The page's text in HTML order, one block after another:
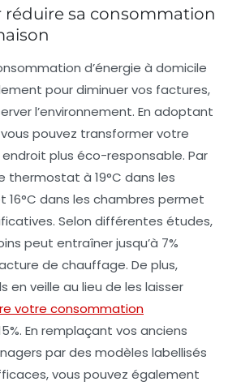
réduire sa consommation
d’énergie à domicile
pour diminuer vos factures,
l’environnement. En adoptant
pouvez transformer votre
plus éco-responsable. Par
thermostat à 19°C dans les
16°C dans les chambres permet
Selon différentes études,
peut entraîner jusqu’à 7%
de chauffage. De plus,
en veille au lieu de les laisser
votre consommation
En remplaçant vos anciens
par des modèles labellisés
, vous pouvez également